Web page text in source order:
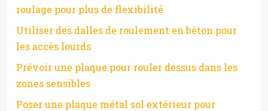
roulage pour plus de flexibilité
Utiliser des dalles de roulement en béton pour
les accès lourds
Prévoir une plaque pour rouler dessus dans les
zones sensibles
Poser une plaque métal sol extérieur pour